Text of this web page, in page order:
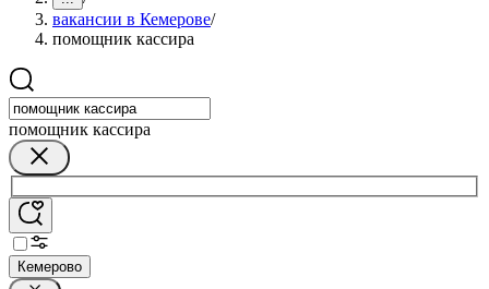
вакансии в Кемерове/
помощник кассира
помощник кассира
Кемерово